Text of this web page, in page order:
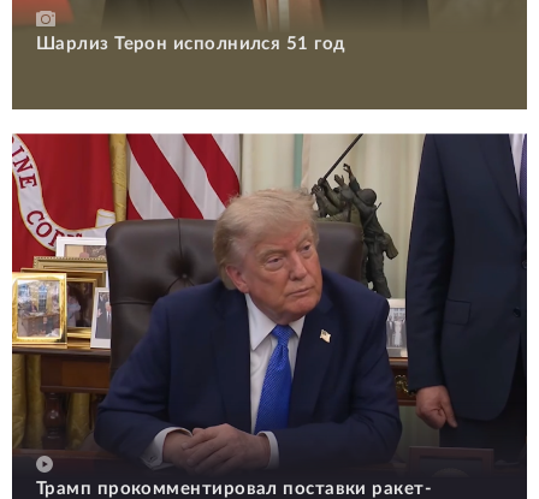
Шарлиз Терон исполнился 51 год
Трамп прокомментировал поставки ракет-